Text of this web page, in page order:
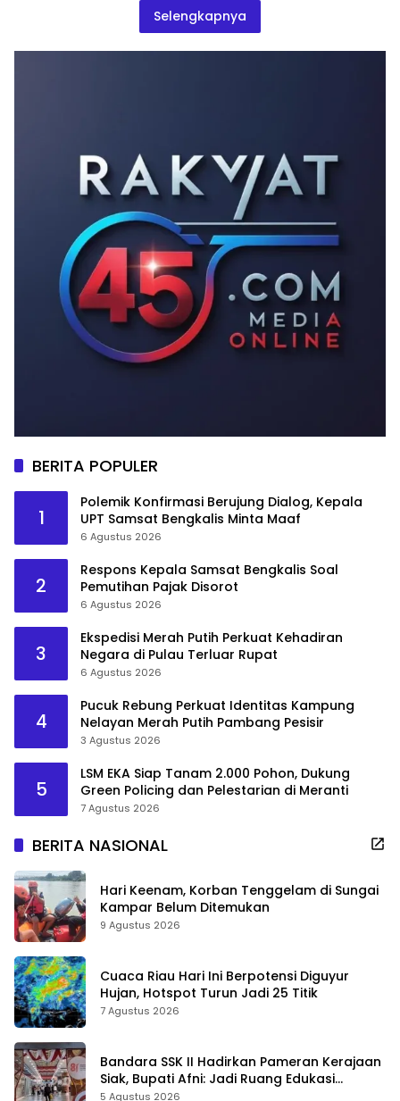
Selengkapnya
BERITA POPULER
1
Polemik Konfirmasi Berujung Dialog, Kepala
UPT Samsat Bengkalis Minta Maaf
6 Agustus 2026
2
Respons Kepala Samsat Bengkalis Soal
Pemutihan Pajak Disorot
6 Agustus 2026
3
Ekspedisi Merah Putih Perkuat Kehadiran
Negara di Pulau Terluar Rupat
6 Agustus 2026
4
Pucuk Rebung Perkuat Identitas Kampung
Nelayan Merah Putih Pambang Pesisir
3 Agustus 2026
5
LSM EKA Siap Tanam 2.000 Pohon, Dukung
Green Policing dan Pelestarian di Meranti
7 Agustus 2026
BERITA NASIONAL
Hari Keenam, Korban Tenggelam di Sungai
Kampar Belum Ditemukan
9 Agustus 2026
Cuaca Riau Hari Ini Berpotensi Diguyur
Hujan, Hotspot Turun Jadi 25 Titik
7 Agustus 2026
Bandara SSK II Hadirkan Pameran Kerajaan
Siak, Bupati Afni: Jadi Ruang Edukasi
Sejarah Riau
5 Agustus 2026